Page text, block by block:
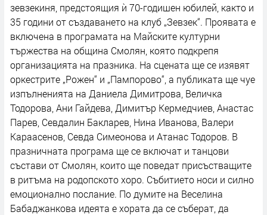
зевзекиня, предстоящия ѝ 70-годишен юбилей, както и
35 години от създаването на клуб „Зевзек“. Проявата е
включена в програмата на Майските културни
тържества на община Смолян, която подкрепя
организацията на празника. На сцената ще се изявят
оркестрите „Рожен“ и „Пампорово“, а публиката ще чуе
изпълненията на Даниела Димитрова, Величка
Тодорова, Ани Гайдева, Димитър Кермедчиев, Анастас
Парев, Севдалин Бакларев, Нина Иванова, Валери
Караасенов, Севда Симеонова и Атанас Тодоров. В
празничната програма ще се включат и танцови
състави от Смолян, които ще поведат присъстващите
в ритъма на родопското хоро. Събитието носи и силно
емоционално послание. По думите на Веселина
Бабаджанкова идеята е хората да се съберат, да